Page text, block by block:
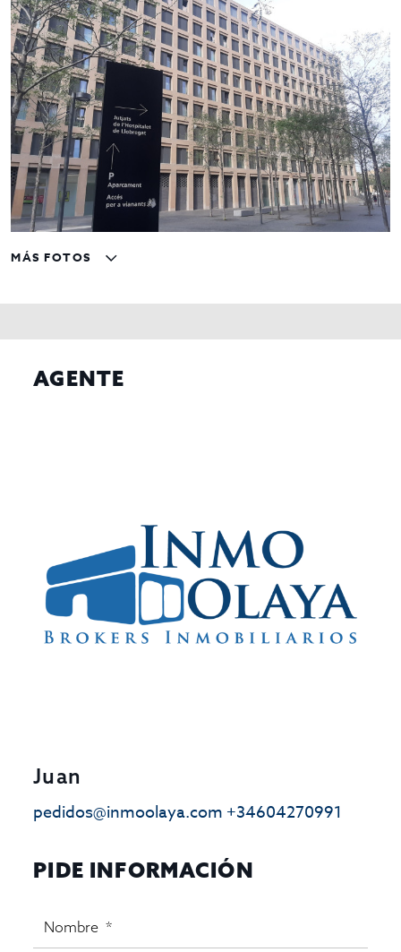
Gestiona Inmo Olaya
MÁS FOTOS
AGENTE
Juan
pedidos@inmoolaya.com +34604270991
PIDE INFORMACIÓN